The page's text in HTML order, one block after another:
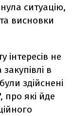
ситуацію,
висновки
інтересів не
в
здійснені
про які йде